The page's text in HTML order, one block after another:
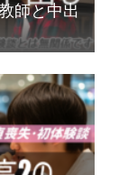
師と中出